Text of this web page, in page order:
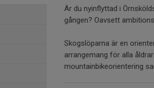
Är du nyinflyttad i
gången? Oavsett
Skogslöparna är en
arrangemang för alla
mountainbikeorientering